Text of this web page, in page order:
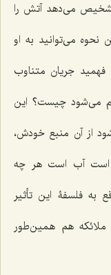
تشخیص می‌دهد آتش را
می‌توانید به او
جریان متناوب
می‌شود چیست؟ این
از آن منبع خودش،
است آب است هر چه
فلسفۀ این تأثیر
ملائکه هم همین‌طور